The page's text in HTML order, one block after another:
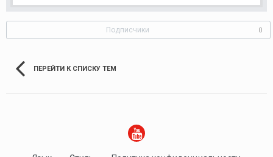
Подписчики 0
ПЕРЕЙТИ К СПИСКУ ТЕМ